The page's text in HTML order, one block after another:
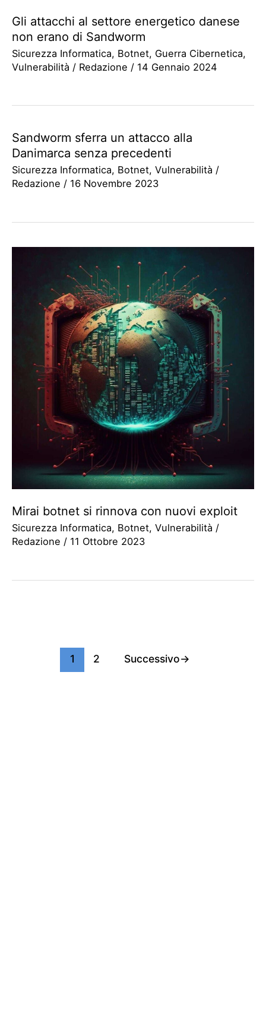
Gli attacchi al settore energetico danese
non erano di Sandworm
Sicurezza Informatica, Botnet, Guerra Cibernetica,
Vulnerabilità / Redazione / 14 Gennaio 2024
Sandworm sferra un attacco alla
Danimarca senza precedenti
Sicurezza Informatica, Botnet, Vulnerabilità /
Redazione / 16 Novembre 2023
Mirai botnet si rinnova con nuovi exploit
Sicurezza Informatica, Botnet, Vulnerabilità /
Redazione / 11 Ottobre 2023
1 2 Successivo→